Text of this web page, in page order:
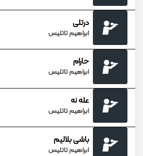
درتلی
ابراهیم تاتلیس
حارام
ابراهیم تاتلیس
عله نه
ابراهیم تاتلیس
باشی بلالیم
ابراهیم تاتلیس